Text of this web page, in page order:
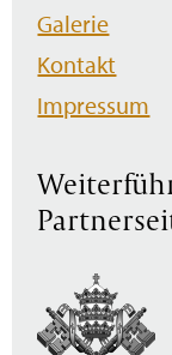
Galerie
Kontakt
Impressum